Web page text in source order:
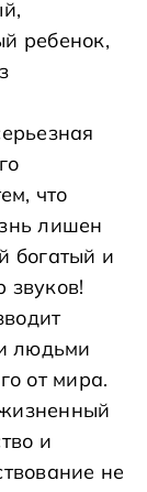
ребенок,
что
лишен
богатый и
звуков!
людьми
от мира.
и
не